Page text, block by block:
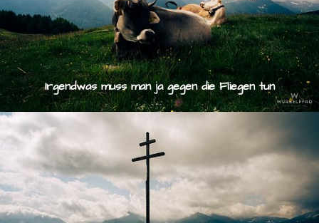
Irgendwas muss man ja gegen die Fliegen tun